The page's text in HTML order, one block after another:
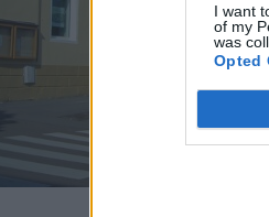
I want
of my
was
Opted